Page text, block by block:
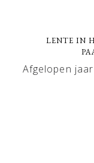
LENTE IN
Afgelopen